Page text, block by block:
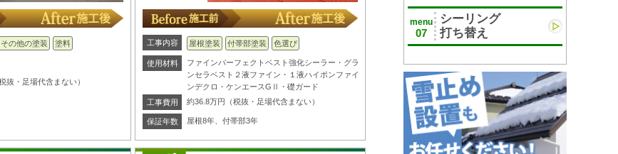
その他の塗装 塗料
抜・足場代含まない）
工事内容 屋根塗装 付帯部塗装 色選び
使用材料
ファインパーフェクトベスト強化シーラー・グラ
ンセラベスト２液ファイン・１液ハイポンファイ
ンデクロ・ケンエースGⅡ・礎ガード
工事費用
約36.8万円（税抜・足場代含まない）
保証年数 屋根8年、付帯部3年
menu
07
シーリング
打ち替え